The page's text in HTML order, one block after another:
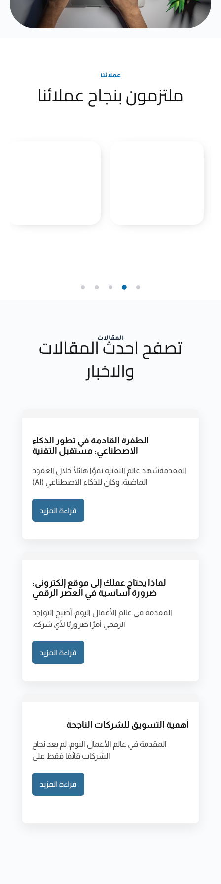
عملائنا
ملتزمون بنجاح عملائنا
المقالات
تصفح احدث المقالات
والاخبار
الطفرة القادمة في تطور الذكاء
الاصطناعي: مستقبل التقنية
المقدمةشهد عالم التقنية نموًا هائلًا خلال العقود
الماضية، وكان للذكاء الاصطناعي (AI)
قراءة المزيد
لماذا يحتاج عملك إلى موقع إلكتروني:
ضرورة أساسية في العصر الرقمي
المقدمة في عالم الأعمال اليوم، أصبح التواجد
الرقمي أمرًا ضروريًا لأي شركة،
قراءة المزيد
أهمية التسويق للشركات الناجحة
المقدمة في عالم الأعمال اليوم، لم يعد نجاح
الشركات قائمًا فقط على
قراءة المزيد